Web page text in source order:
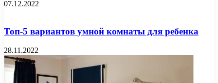
07.12.2022
Топ-5 вариантов умной комнаты для ребенка
28.11.2022